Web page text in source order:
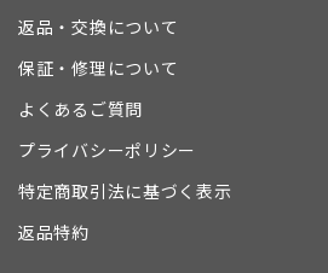
返品・交換について
保証・修理について
よくあるご質問
プライバシーポリシー
特定商取引法に基づく表示
返品特約